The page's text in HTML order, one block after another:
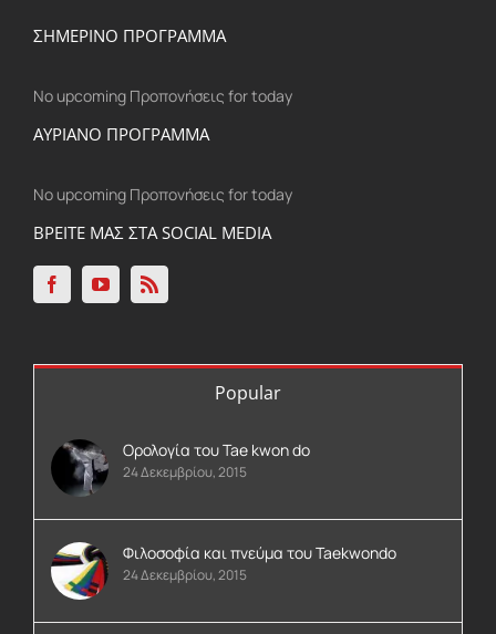
ΣΗΜΕΡΙΝΟ ΠΡΟΓΡΑΜΜΑ
No upcoming Προπονήσεις for today
ΑΥΡΙΑΝΟ ΠΡΟΓΡΑΜΜΑ
No upcoming Προπονήσεις for today
ΒΡΕΙΤΕ ΜΑΣ ΣΤΑ SOCIAL MEDIA
Popular
Ορολογία του Tae kwon do
24 Δεκεμβρίου, 2015
Φιλοσοφία και πνεύμα του Taekwondo
24 Δεκεμβρίου, 2015